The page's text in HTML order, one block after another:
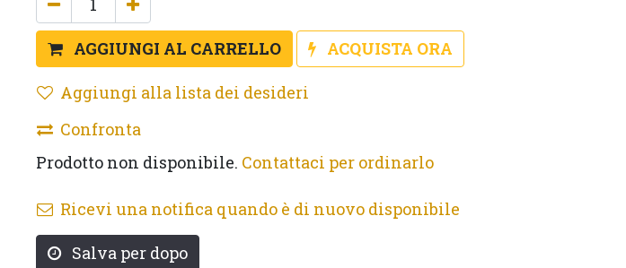
AGGIUNGI AL CARRELLO ACQUISTA ORA
Aggiungi alla lista dei desideri
Confronta
Prodotto non disponibile. Contattaci per ordinarlo
Ricevi una notifica quando è di nuovo disponibile
Salva per dopo